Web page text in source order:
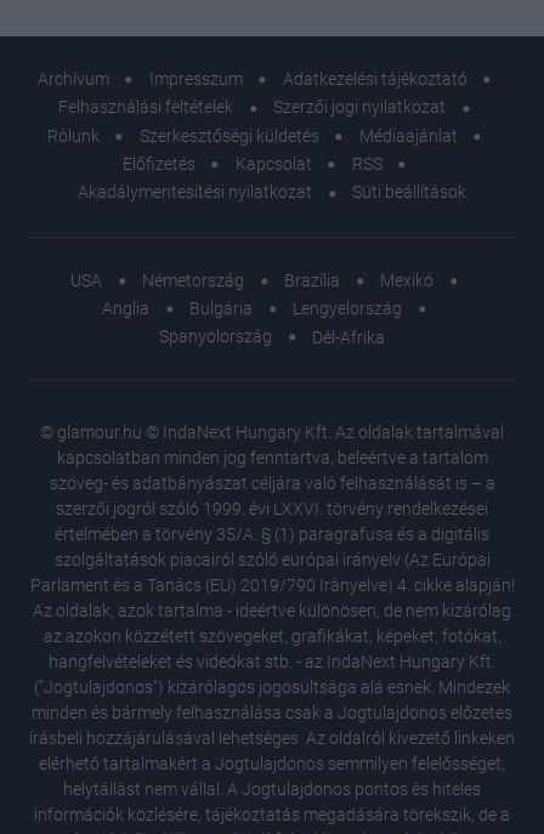
Head
Archívum Impresszum
Adatkezelési tájékoztató
Felhasználási feltételek
Szerzői jogi nyilatkozat
Rólunk
Szerkesztőségi küldetés
Médiaajánlat
Előfizetés
Kapcsolat
RSS
Akadálymentesítési nyilatkozat
Süti beállítások
USA Németország Brazília
Mexikó
Anglia
Bulgária
Lengyelország
Spanyolország
Dél-Afrika
© glamour.hu © IndaNext Hungary Kft. Az oldalak tartalmával
kapcsolatban minden jog fenntartva, beleértve a tartalom
szöveg- és adatbányászat céljára való felhasználását is – a
szerzői jogról szóló 1999. évi LXXVI. törvény rendelkezései
értelmében a törvény 35/A. § (1) paragrafusa és a digitális
szolgáltatások piacairól szóló európai irányelv (Az Európai
Parlament és a Tanács (EU) 2019/790 Irányelve) 4. cikke alapján!
Az oldalak, azok tartalma - ideértve különösen, de nem kizárólag
az azokon közzétett szövegeket, grafikákat, képeket, fotókat,
hangfelvételeket és videókat stb. - az IndaNext Hungary Kft.
("Jogtulajdonos") kizárólagos jogosultsága alá esnek. Mindezek
minden és bármely felhasználása csak a Jogtulajdonos előzetes
írásbeli hozzájárulásával lehetséges. Az oldalról kivezető linkeken
elérhető tartalmakért a Jogtulajdonos semmilyen felelősséget,
helytállást nem vállal. A Jogtulajdonos pontos és hiteles
információk közlésére, tájékoztatás megadására törekszik, de a